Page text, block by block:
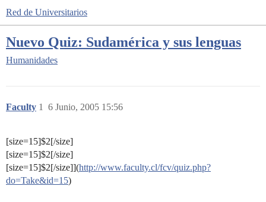
Red de Universitarios
Nuevo Quiz: Sudamérica y sus lenguas
Humanidades
Faculty 6 Junio, 2005 15:56
1
[size=15]$2[/size]
[size=15]$2[/size]
[size=15]$2[/size]](http://www.faculty.cl/fcv/quiz.php?
do=Take&id=15)